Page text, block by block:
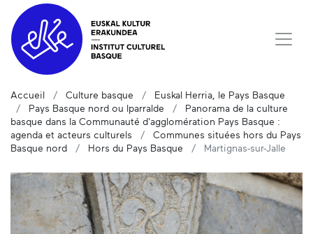
Accueil Culture basque
Euskal Herria, le Pays Basque
Pays Basque nord ou Iparralde
Panorama de la culture
basque dans la Communauté d'agglomération Pays Basque :
agenda et acteurs culturels
Communes situées hors du Pays
Basque nord
Hors du Pays Basque Martignas-sur-Jalle